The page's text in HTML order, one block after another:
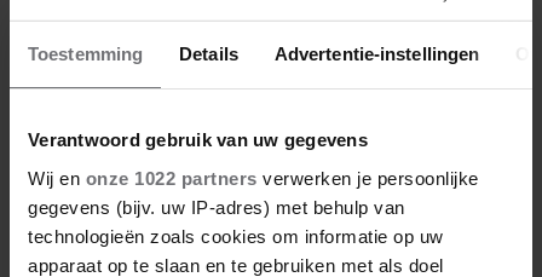
Toestemming Details Advertentie-instellingen
Verantwoord gebruik van uw gegevens
Wij en onze 1022 partners verwerken je persoonlijke
gegevens (bijv. uw IP-adres) met behulp van
technologieën zoals cookies om informatie op uw
apparaat op te slaan en te gebruiken met als doel
ZIET NA 88 JAAR HAAR
VERDWENEN WIEG TERUG